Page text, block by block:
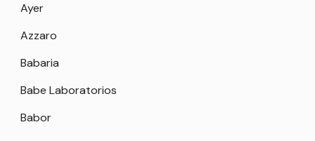
Ayer
Azzaro
Babaria
Babe Laboratorios
Babor